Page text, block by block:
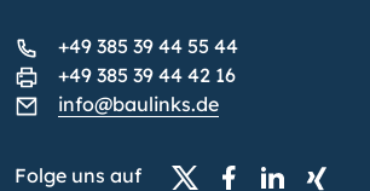
+49 385 39 44 55 44
+49 385 39 44 42 16
info@baulinks.de
Folge uns auf